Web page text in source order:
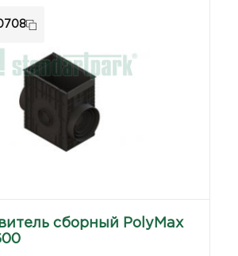
сборный PolyMax